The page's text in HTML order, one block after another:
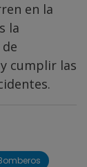
en la
la
cumplir las